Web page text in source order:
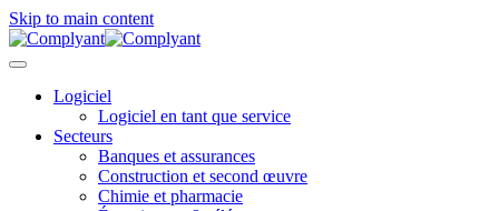
Skip to main content
Logiciel
Logiciel en tant que service
Secteurs
Banques et assurances
Construction et second œuvre
Chimie et pharmacie